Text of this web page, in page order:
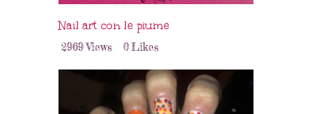
Nail art con le piume
2969Views 0Likes